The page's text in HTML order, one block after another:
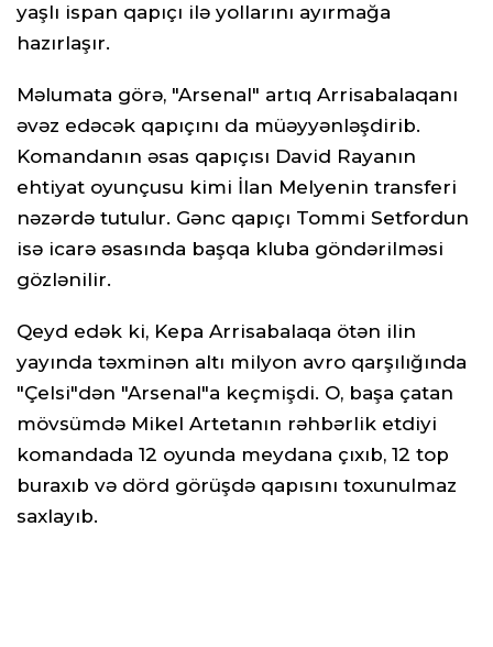
yaşlı ispan qapıçı ilə yollarını ayırmağa
hazırlaşır.
Məlumata görə, "Arsenal" artıq Arrisabalaqanı
əvəz edəcək qapıçını da müəyyənləşdirib.
Komandanın əsas qapıçısı David Rayanın
ehtiyat oyunçusu kimi İlan Melyenin transferi
nəzərdə tutulur. Gənc qapıçı Tommi Setfordun
isə icarə əsasında başqa kluba göndərilməsi
gözlənilir.
Qeyd edək ki, Kepa Arrisabalaqa ötən ilin
yayında təxminən altı milyon avro qarşılığında
"Çelsi"dən "Arsenal"a keçmişdi. O, başa çatan
mövsümdə Mikel Artetanın rəhbərlik etdiyi
komandada 12 oyunda meydana çıxıb, 12 top
buraxıb və dörd görüşdə qapısını toxunulmaz
saxlayıb.